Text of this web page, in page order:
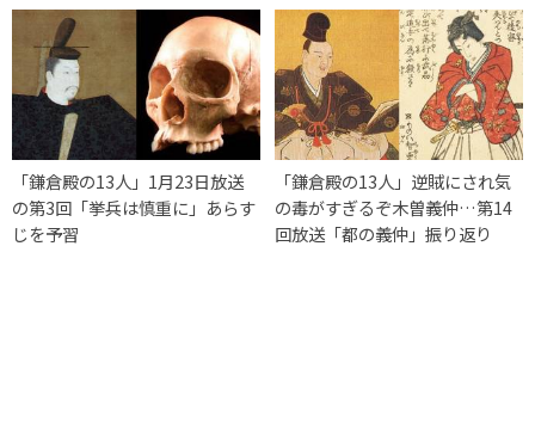
「鎌倉殿の13人」1月23日放送
の第3回「挙兵は慎重に」あらす
じを予習
「鎌倉殿の13人」逆賊にされ気
の毒がすぎるぞ木曽義仲…第14
回放送「都の義仲」振り返り